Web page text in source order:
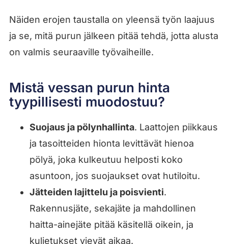
Näiden erojen taustalla on yleensä työn laajuus
ja se, mitä purun jälkeen pitää tehdä, jotta alusta
on valmis seuraaville työvaiheille.
Mistä vessan purun hinta
tyypillisesti muodostuu?
Suojaus ja pölynhallinta. Laattojen piikkaus
ja tasoitteiden hionta levittävät hienoa
pölyä, joka kulkeutuu helposti koko
asuntoon, jos suojaukset ovat hutiloitu.
Jätteiden lajittelu ja poisvienti.
Rakennusjäte, sekajäte ja mahdollinen
haitta-ainejäte pitää käsitellä oikein, ja
kuljetukset vievät aikaa.